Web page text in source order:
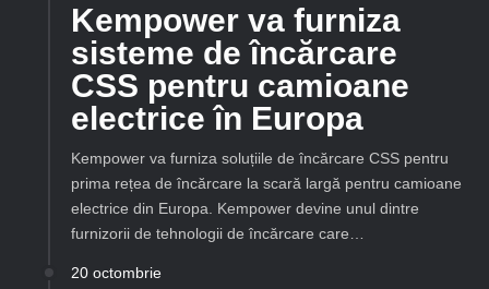
Kempower va furniza
sisteme de încărcare
CSS pentru camioane
electrice în Europa
Kempower va furniza soluțiile de încărcare CSS pentru
prima rețea de încărcare la scară largă pentru camioane
electrice din Europa. Kempower devine unul dintre
furnizorii de tehnologii de încărcare care…
20 octombrie